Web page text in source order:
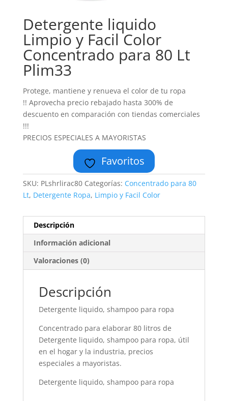
Detergente liquido
Limpio y Facil Color
Concentrado para 80 Lt
Plim33
Protege, mantiene y renueva el color de tu ropa
!! Aprovecha precio rebajado hasta 300% de
descuento en comparación con tiendas comerciales
!!!
PRECIOS ESPECIALES A MAYORISTAS
Favoritos
SKU: PLshrlirac80 Categorías: Concentrado para 80
Lt, Detergente Ropa, Limpio y Facil Color
Descripción
Información adicional
Valoraciones (0)
Descripción
Detergente liquido, shampoo para ropa
Concentrado para elaborar 80 litros de
Detergente liquido, shampoo para ropa, útil
en el hogar y la industria, precios
especiales a mayoristas.
Detergente liquido, shampoo para ropa